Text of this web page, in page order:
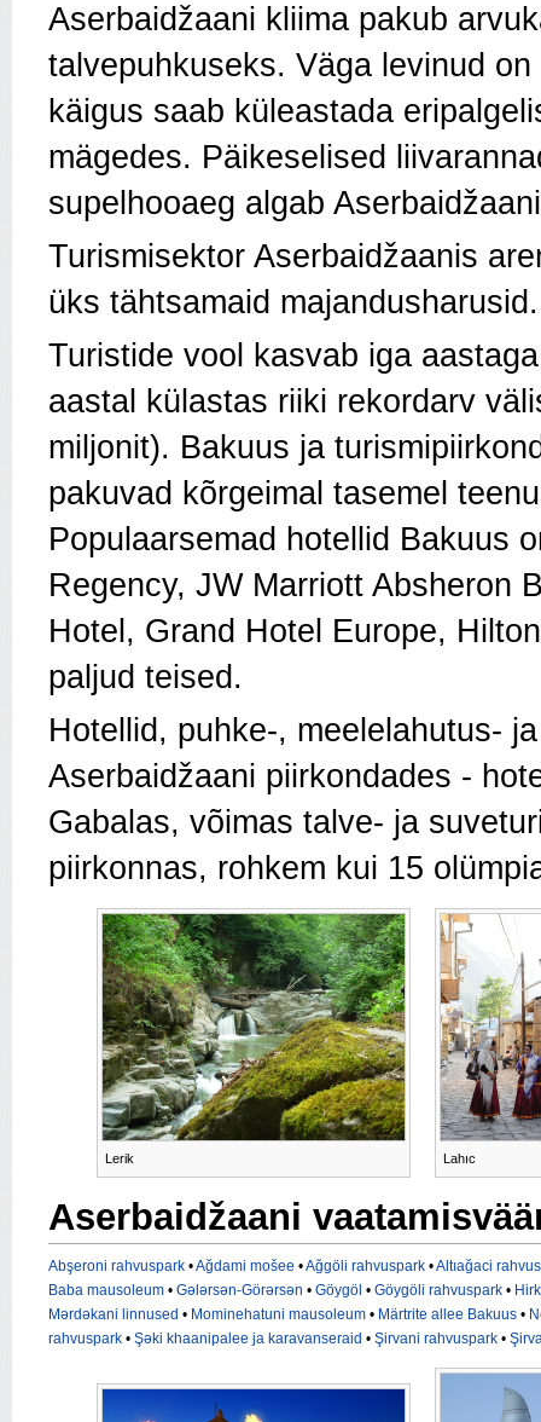
Aserbaidžaani kliima pakub
talvepuhkuseks. Väga levinud
käigus saab küleastada
mägedes. Päikeselised
supelhooaeg algab
Turismisektor Aserbaidžaanis
üks tähtsamaid majandusharusid.
Turistide vool kasvab iga
aastal külastas riiki rekordarv
miljonit). Bakuus ja
pakuvad kõrgeimal tasemel
Populaarsemad hotellid Bakuus
Regency, JW Marriott Absheron
Hotel, Grand Hotel Europe,
paljud teised.
Hotellid, puhke-, meelelahutus-
Aserbaidžaani piirkondades -
Gabalas, võimas talve- ja
piirkonnas, rohkem kui 15
Lerik Lahıc
Aserbaidžaani
Abşeroni rahvuspark •Ağdami mošee •Ağgöli rahvuspark •Altıağaci
Baba mausoleum • Gələrsən-Görərsən • Göygöl • Göygöli rahvuspark •
Mərdəkani linnused • Mominehatuni mausoleum • Märtrite allee Bakuus •
rahvuspark • Şəki khaanipalee ja karavanseraid • Şirvani rahvuspark •